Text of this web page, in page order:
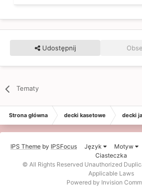
Udostępnij
Tematy
Strona główna decki kasetowe decki
IPS Theme by IPSFocus Język Motyw
Ciasteczka
© All Rights Reserved Unauthorized
Applicable Laws
Powered by Invision